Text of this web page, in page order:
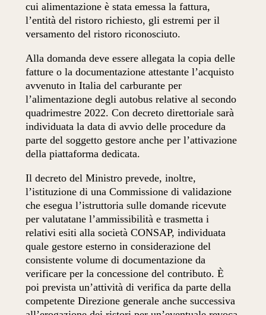
cui alimentazione è stata emessa la fattura,
l’entità del ristoro richiesto, gli estremi per il
versamento del ristoro riconosciuto.
Alla domanda deve essere allegata la copia delle
fatture o la documentazione attestante l’acquisto
avvenuto in Italia del carburante per
l’alimentazione degli autobus relative al secondo
quadrimestre 2022. Con decreto direttoriale sarà
individuata la data di avvio delle procedure da
parte del soggetto gestore anche per l’attivazione
della piattaforma dedicata.
Il decreto del Ministro prevede, inoltre,
l’istituzione di una Commissione di validazione
che esegua l’istruttoria sulle domande ricevute
per valutatane l’ammissibilità e trasmetta i
relativi esiti alla società CONSAP, individuata
quale gestore esterno in considerazione del
consistente volume di documentazione da
verificare per la concessione del contributo. È
poi prevista un’attività di verifica da parte della
competente Direzione generale anche successiva